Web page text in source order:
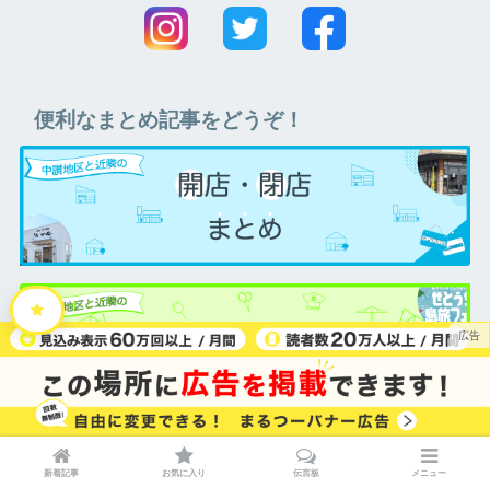
便利なまとめ記事をどうぞ！
新着記事 お気に入り 伝言板 メニュー